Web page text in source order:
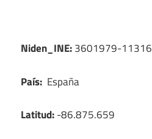
Niden_INE:3601979-11316
País: España
Latitud:-86.875.659